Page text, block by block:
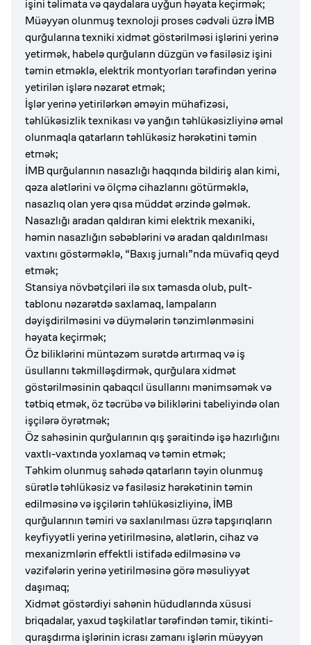
işini təlimata və qaydalara uyğun həyata keçirmək;
Müəyyən olunmuş texnoloji proses cədvəli üzrə İMB
qurğularına texniki xidmət göstərilməsi işlərini yerinə
yetirmək, habelə qurğuların düzgün və fasiləsiz işini
təmin etməklə, elektrik montyorları tərəfindən yerinə
yetirilən işlərə nəzarət etmək;
İşlər yerinə yetirilərkən əməyin mühafizəsi,
təhlükəsizlik texnikası və yanğın təhlükəsizliyinə əməl
olunmaqla qatarların təhlükəsiz hərəkətini təmin
etmək;
İMB qurğularının nasazlığı haqqında bildiriş alan kimi,
qəza alətlərini və ölçmə cihazlarını götürməklə,
nasazlıq olan yerə qısa müddət ərzində gəlmək.
Nasazlığı aradan qaldıran kimi elektrik mexaniki,
həmin nasazlığın səbəblərini və aradan qaldırılması
vaxtını göstərməklə, “Baxış jurnalı”nda müvafiq qeyd
etmək;
Stansiya növbətçiləri ilə sıx təmasda olub, pult-
tablonu nəzarətdə saxlamaq, lampaların
dəyişdirilməsini və düymələrin tənzimlənməsini
həyata keçirmək;
Öz biliklərini müntəzəm surətdə artırmaq və iş
üsullarını təkmilləşdirmək, qurğulara xidmət
göstərilməsinin qabaqcıl üsullarını mənimsəmək və
tətbiq etmək, öz təcrübə və biliklərini tabeliyində olan
işçilərə öyrətmək;
Öz sahəsinin qurğularının qış şəraitində işə hazırlığını
vaxtlı-vaxtında yoxlamaq və təmin etmək;
Təhkim olunmuş sahədə qatarların təyin olunmuş
sürətlə təhlükəsiz və fasiləsiz hərəkətinin təmin
edilməsinə və işçilərin təhlükəsizliyinə, İMB
qurğularının təmiri və saxlanılması üzrə tapşırıqların
keyfiyyətli yerinə yetirilməsinə, alətlərin, cihaz və
mexanizmlərin effektli istifadə edilməsinə və
vəzifələrin yerinə yetirilməsinə görə məsuliyyət
daşımaq;
Xidmət göstərdiyi sahənin hüdudlarında xüsusi
briqadalar, yaxud təşkilatlar tərəfindən təmir, tikinti-
quraşdırma işlərinin icrası zamanı işlərin müəyyən